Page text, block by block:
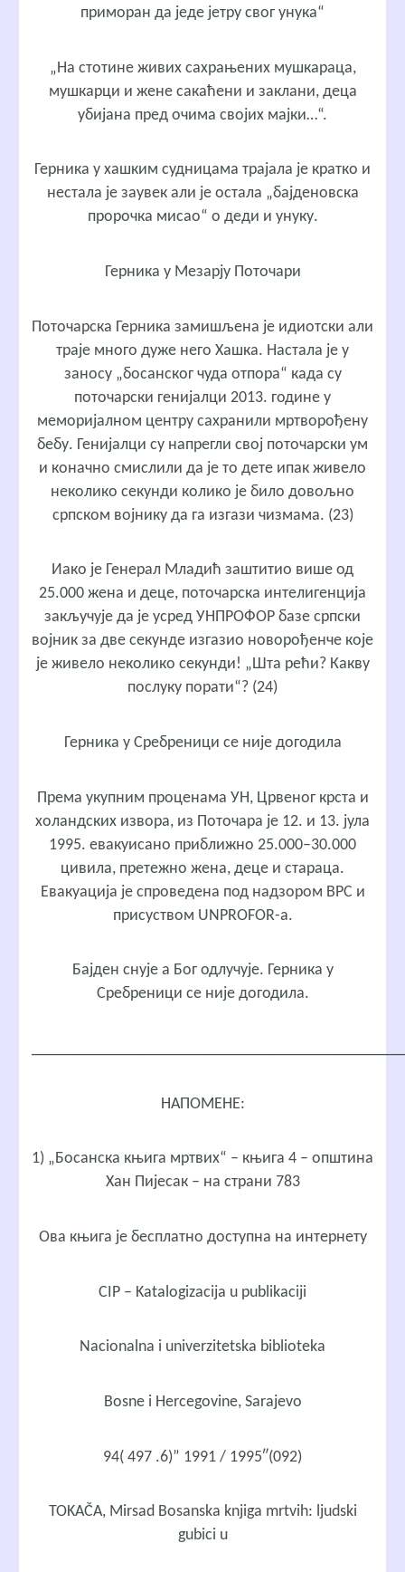
приморан да једе јетру свог унука“
„На стотине живих сахрањених мушкараца,
мушкарци и жене сакаћени и заклани, деца
убијана пред очима својих мајки…“.
Герника у хашким судницама трајала је кратко и
нестала је заувек али је остала „бајденовска
пророчка мисао“ о деди и унуку.
Герника у Мезарју Поточари
Поточарска Герника замишљена је идиотски али
траје много дуже него Хашка. Настала је у
заносу „босанског чуда отпора“ када су
поточарски генијалци 2013. године у
меморијалном центру сахранили мртворођену
бебу. Генијалци су напрегли свој поточарски ум
и коначно смислили да је то дете ипак живело
неколико секунди колико је било довољно
српском војнику да га изгази чизмама. (23)
Иако је Генерал Младић заштитио више од
25.000 жена и деце, поточарска интелигенција
закључује да је усред УНПРОФОР базе српски
војник за две секунде изгазио новорођенче које
је живело неколико секунди! „Шта рећи? Какву
послуку порати“? (24)
Герника у Сребреници се није догодила
Према укупним проценама УН, Црвеног крста и
холандских извора, из Поточара је 12. и 13. јула
1995. евакуисано приближно 25.000–30.000
цивила, претежно жена, деце и стараца.
Евакуација је спроведена под надзором ВРС и
присуством UNPROFOR-а.
Бајден снује а Бог одлучује. Герника у
Сребреници се није догодила.
НАПОМЕНЕ:
1) „Босанска књига мртвих“ – књига 4 – општина
Хан Пијесак – на страни 783
Ова књига је бесплатно доступна на интернету
CIP – Katalogizacija u publikaciji
Nacionalna i univerzitetska biblioteka
Bosne i Hercegovine, Sarajevo
94( 497 .6)” 1991 / 1995″(092)
TOKAČA, Mirsad Bosanska knjiga mrtvih: ljudski
gubici u